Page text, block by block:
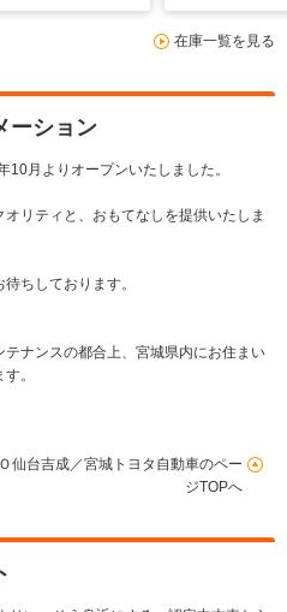
在庫一覧を見る
ーション
10月よりオープンいたしました。
リティと、おもてなしを提供いたしま
ちしております。
ナンスの都合上、宮城県内にお住まい
。
仙台吉成／宮城トヨタ自動車のペー
ジTOPへ